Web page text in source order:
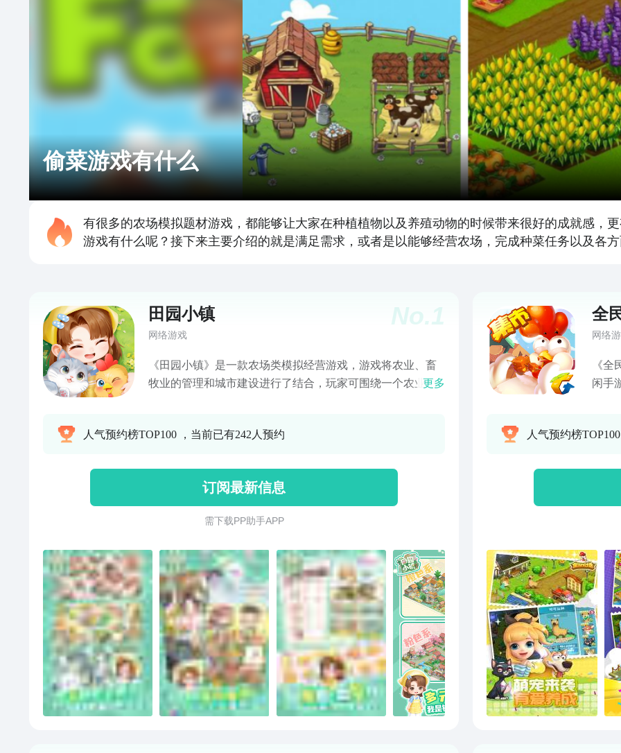
偷菜游戏有什么
有很多的农场模拟题材游戏，都能够让大家在种植植物以及养殖动物的时候带来很好的成就感，
游戏有什么呢？接下来主要介绍的就是满足需求，或者是以能够经营农场，完成种菜任务以及各
No.1
田园小镇
网络游戏
《田园小镇》是一款农场类模拟经营游戏，游戏将农业、畜
牧业的管理和城市建设进行了结合，玩家可围绕一个农业小
的产业链，将一个个系统结合起来，增加自己城市的收入，
更多
人气预约榜TOP100 ，当前已有242人预约
订阅最新信息
需 下 载 P P 助 手 A P P
全
网络
《
闲手
换玩
人气预约榜